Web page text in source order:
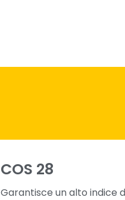
COS 28
Garantisce un alto indice